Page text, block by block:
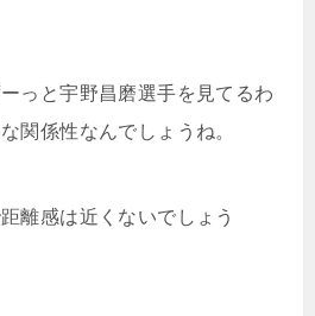
っと宇野昌磨選手を見てるわ
関係性なんでしょうね。
離感は近くないでしょう